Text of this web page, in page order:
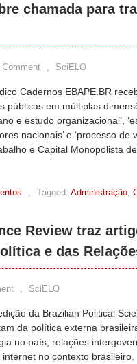
chamada para
Comment , SciELO
Cadernos EBAPE.BR
públicas em múltiplas
e estudo organizacional’,
nacionais’ e ‘processo
e Capital Monopolista
, Tagged: Administração,
Review traz
e das
, SciELO
da Brazilian Political
da política externa
no país, relações
no contexto brasileiro.